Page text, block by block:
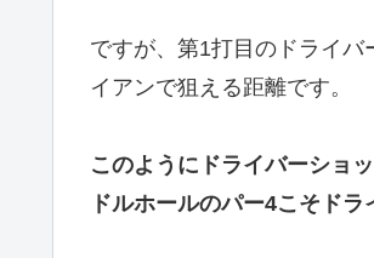
ですが、第1打目のドライ
イアンで狙える距離です。
このようにドライバーショ
ドルホールのパー4こそド